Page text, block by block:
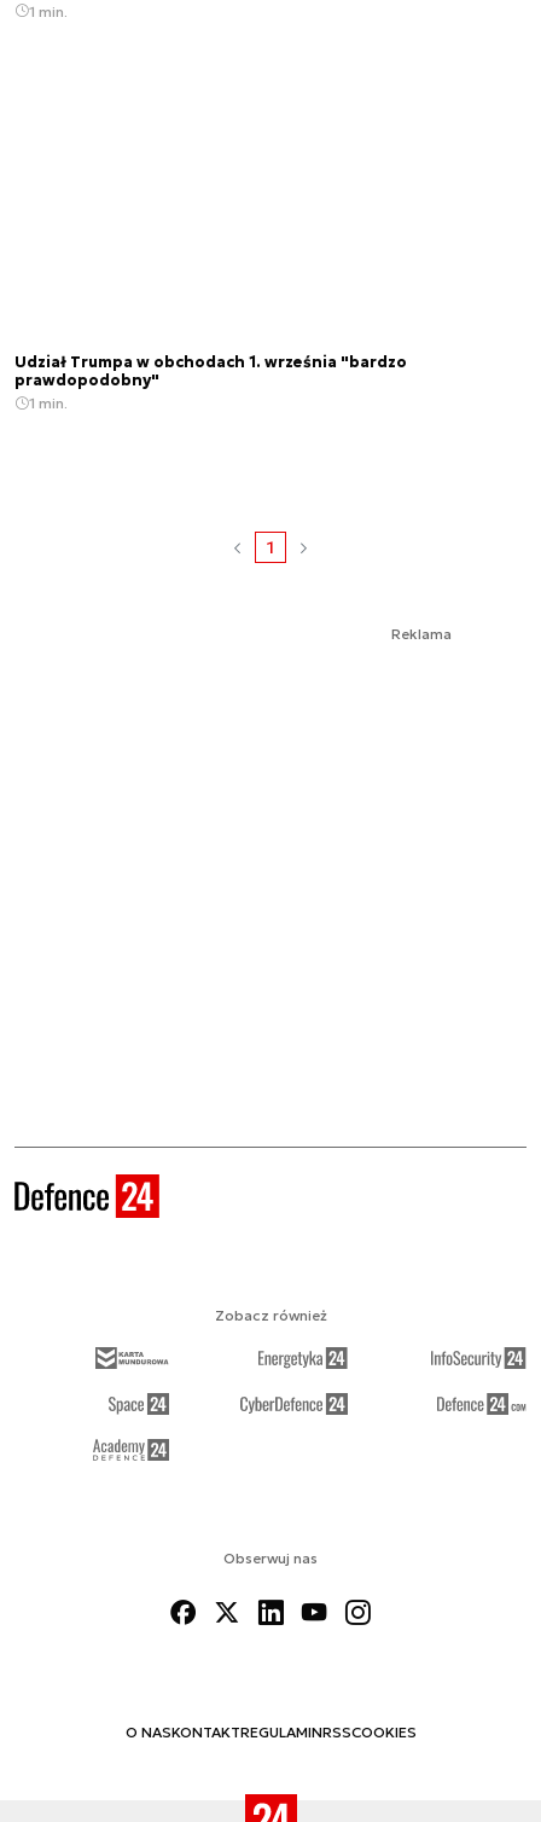
1 min.
Udział Trumpa w obchodach 1. września "bardzo
prawdopodobny"
1 min.
1
Reklama
Obserwuj nas
O NASKONTAKTREGULAMINRSSCOOKIES
Zobacz również